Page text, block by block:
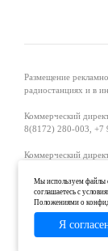
Размещение
радиостанциях и в
Коммерческий
8(8172) 280-003, +7
Коммерческий
Начальник отдела
2-04-44, +7 921
О проекте
Мы используем файлы
соглашаетесь с
Положениями о
Я